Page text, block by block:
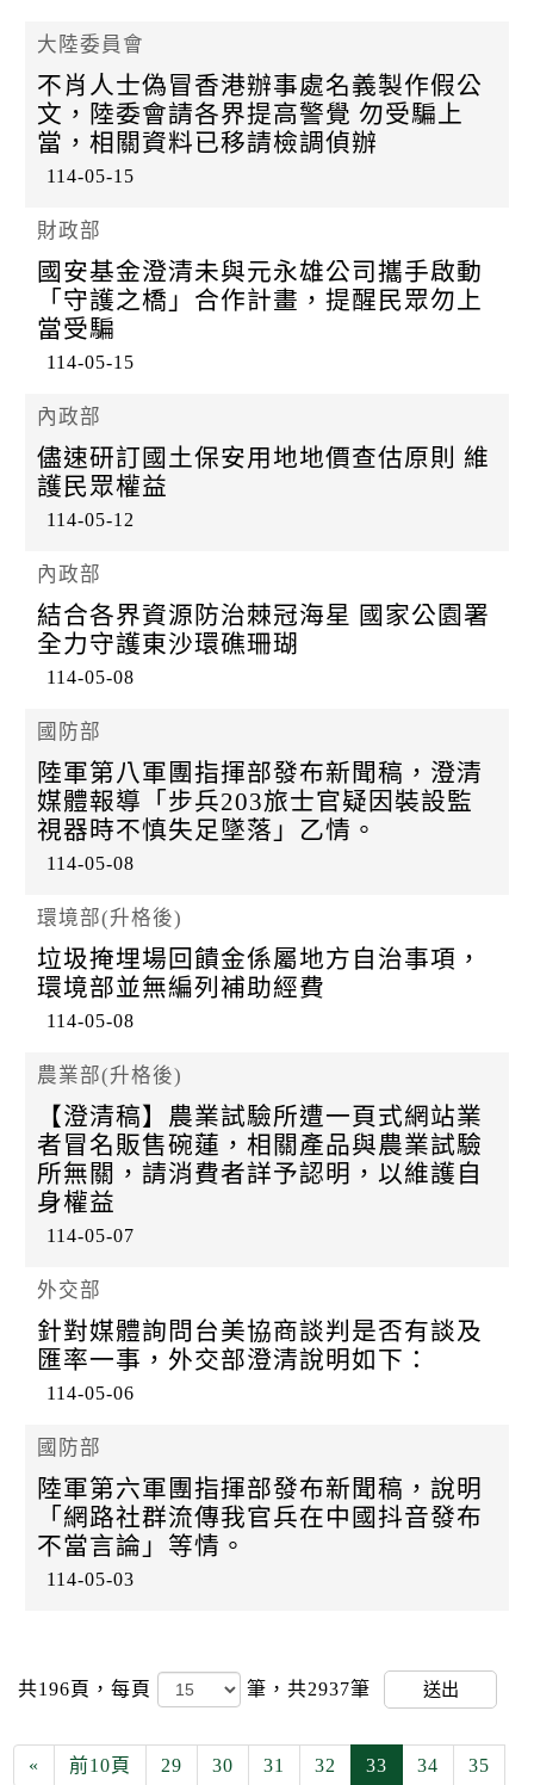
大陸委員會
不肖人士偽冒香港辦事處名義製作假公
文，陸委會請各界提高警覺 勿受騙上
當，相關資料已移請檢調偵辦
114-05-15
財政部
國安基金澄清未與元永雄公司攜手啟動
「守護之橋」合作計畫，提醒民眾勿上
當受騙
114-05-15
內政部
儘速研訂國土保安用地地價查估原則 維
護民眾權益
114-05-12
內政部
結合各界資源防治棘冠海星 國家公園署
全力守護東沙環礁珊瑚
114-05-08
國防部
陸軍第八軍團指揮部發布新聞稿，澄清
媒體報導「步兵203旅士官疑因裝設監
視器時不慎失足墜落」乙情。
114-05-08
環境部(升格後)
垃圾掩埋場回饋金係屬地方自治事項，
環境部並無編列補助經費
114-05-08
農業部(升格後)
【澄清稿】農業試驗所遭一頁式網站業
者冒名販售碗蓮，相關產品與農業試驗
所無關，請消費者詳予認明，以維護自
身權益
114-05-07
外交部
針對媒體詢問台美協商談判是否有談及
匯率一事，外交部澄清說明如下：
114-05-06
國防部
陸軍第六軍團指揮部發布新聞稿，說明
「網路社群流傳我官兵在中國抖音發布
不當言論」等情。
114-05-03
共196頁， 每頁 筆，共2937筆 送出
« 前10頁 29 30 31 32 33 34 35